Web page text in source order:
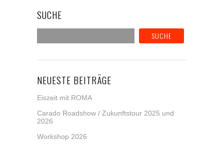
SUCHE
NEUESTE BEITRÄGE
Eiszeit mit ROMA
Carado Roadshow / Zukunftstour 2025 und
2026
Workshop 2026